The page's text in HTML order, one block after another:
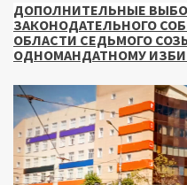
ДОПОЛНИТЕЛЬНЫЕ
ЗАКОНОДАТЕЛЬНОГО
ОБЛАСТИ СЕДЬМОГО
ОДНОМАНДАТНОМУ